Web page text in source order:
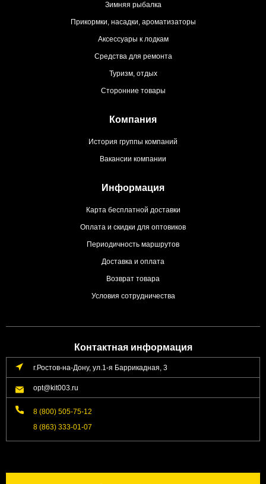
Зимняя рыбалка
Прикормки, насадки, ароматизаторы
Аксессуары к лодкам
Средства для ремонта
Туризм, отдых
Сторонние товары
Компания
История группы компаний
Вакансии компании
Информация
Карта бесплатной доставки
Оплата и скидки для оптовиков
Периодичность маршрутов
Доставка и оплата
Возврат товара
Условия сотрудничества
Контактная информация
г.Ростов-на-Дону, ул.1-я Баррикадная, 3
opt@kit003.ru
8 (800) 505-75-12
8 (863) 333-01-07